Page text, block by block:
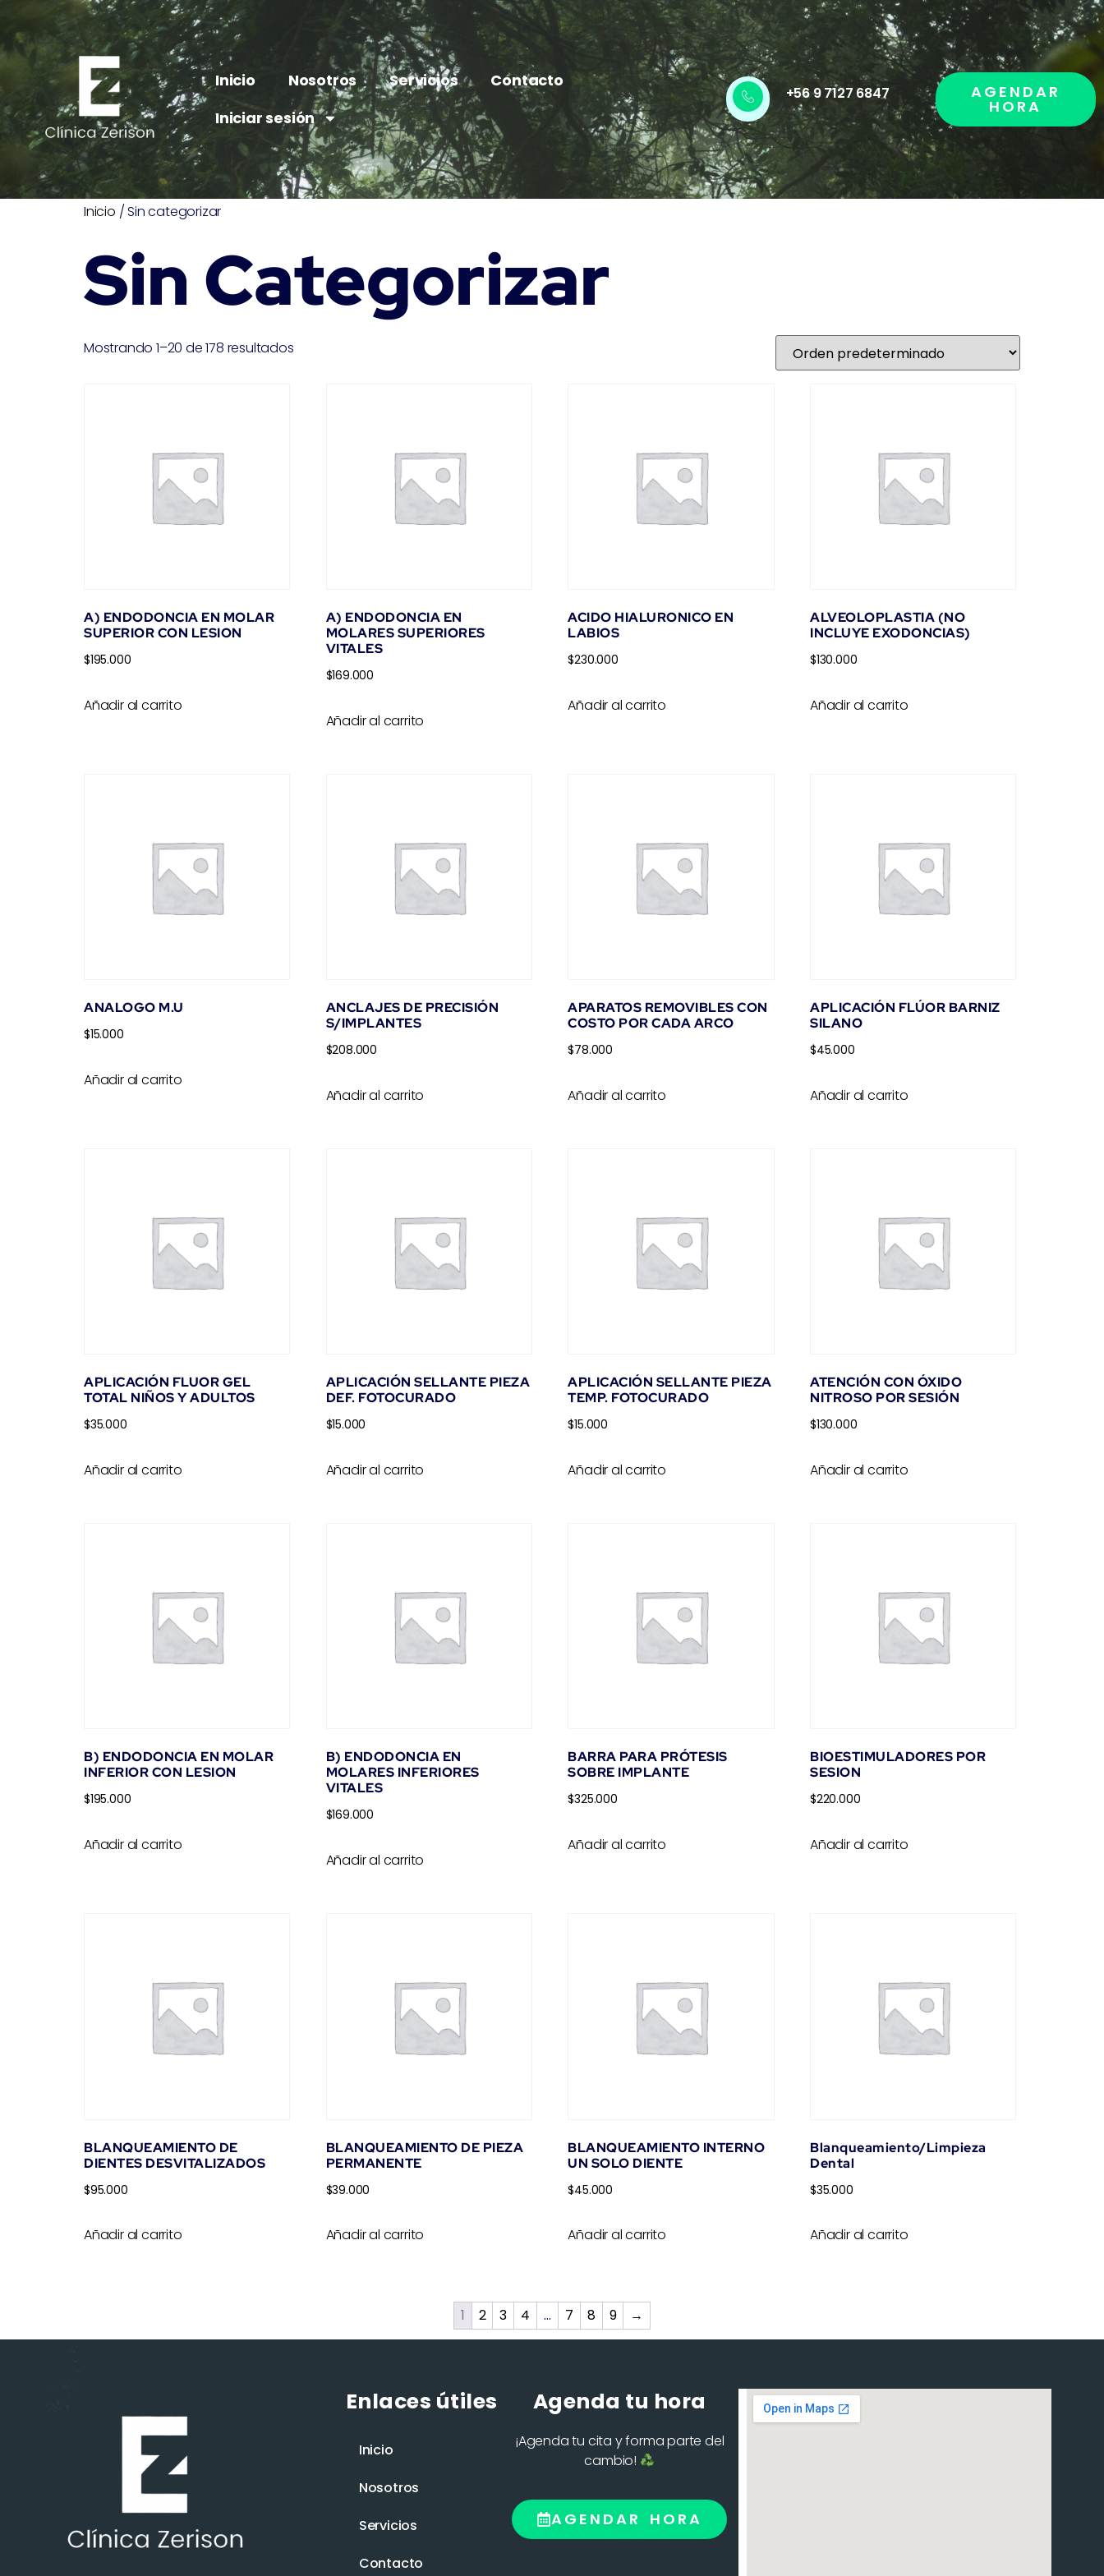
Inicio Nosotros Servicios
Contacto
Iniciar sesión
+56 9 7127 6847 AGENDAR
HORA
Inicio / Sin categorizar
Sin Categorizar
Mostrando 1–20 de 178 resultados
A) ENDODONCIA EN MOLAR
SUPERIOR CON LESION
$195.000
Añadir al carrito
A) ENDODONCIA EN
MOLARES SUPERIORES
VITALES
$169.000
Añadir al carrito
ACIDO HIALURONICO EN
LABIOS
$230.000
Añadir al carrito
ALVEOLOPLASTIA (NO
INCLUYE EXODONCIAS)
$130.000
Añadir al carrito
ANALOGO M.U
$15.000
Añadir al carrito
ANCLAJES DE PRECISIÓN
S/IMPLANTES
$208.000
Añadir al carrito
APARATOS REMOVIBLES CON
COSTO POR CADA ARCO
$78.000
Añadir al carrito
APLICACIÓN FLÚOR BARNIZ
SILANO
$45.000
Añadir al carrito
APLICACIÓN FLUOR GEL
TOTAL NIÑOS Y ADULTOS
$35.000
Añadir al carrito
APLICACIÓN SELLANTE PIEZA
DEF. FOTOCURADO
$15.000
Añadir al carrito
APLICACIÓN SELLANTE PIEZA
TEMP. FOTOCURADO
$15.000
Añadir al carrito
ATENCIÓN CON ÓXIDO
NITROSO POR SESIÓN
$130.000
Añadir al carrito
B) ENDODONCIA EN MOLAR
INFERIOR CON LESION
$195.000
Añadir al carrito
B) ENDODONCIA EN
MOLARES INFERIORES
VITALES
$169.000
Añadir al carrito
BARRA PARA PRÓTESIS
SOBRE IMPLANTE
$325.000
Añadir al carrito
BIOESTIMULADORES POR
SESION
$220.000
Añadir al carrito
BLANQUEAMIENTO DE
DIENTES DESVITALIZADOS
$95.000
Añadir al carrito
BLANQUEAMIENTO DE PIEZA
PERMANENTE
$39.000
Añadir al carrito
BLANQUEAMIENTO INTERNO
UN SOLO DIENTE
$45.000
Añadir al carrito
Blanqueamiento/Limpieza
Dental
$35.000
Añadir al carrito
1 2 3 4 … 7 8 9 →
Enlaces útiles
Inicio
Nosotros
Servicios
Contacto
Agenda tu hora
¡Agenda tu cita y forma parte del
cambio!
AGENDAR HORA